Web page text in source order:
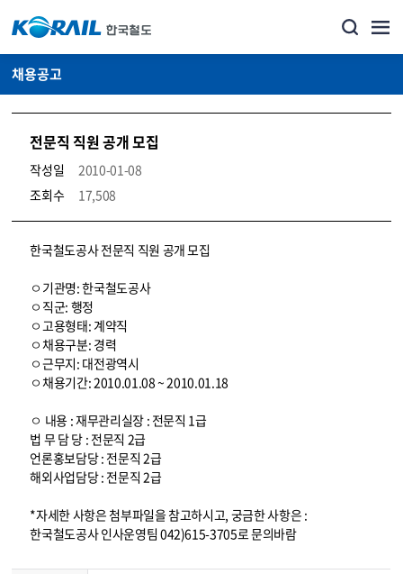
채용공고
전문직 직원 공개 모집
작성일
2010-01-08
조회수
17,508
코레일소개_경영공시_채용공고 상세보기 – 내용, 파일, 담당자 연락처로 구성
한국철도공사 전문직 직원 공개 모집
ㅇ기관명: 한국철도공사
ㅇ직군: 행정
ㅇ고용형태: 계약직
ㅇ채용구분: 경력
ㅇ근무지: 대전광역시
ㅇ채용기간: 2010.01.08 ~ 2010.01.18
ㅇ 내용 : 재무관리실장 : 전문직 1급
법 무 담 당 : 전문직 2급
언론홍보담당 : 전문직 2급
해외사업담당 : 전문직 2급
*자세한 사항은 첨부파일을 참고하시고, 궁금한 사항은 :
한국철도공사 인사운영팀 042)615-3705로 문의바람